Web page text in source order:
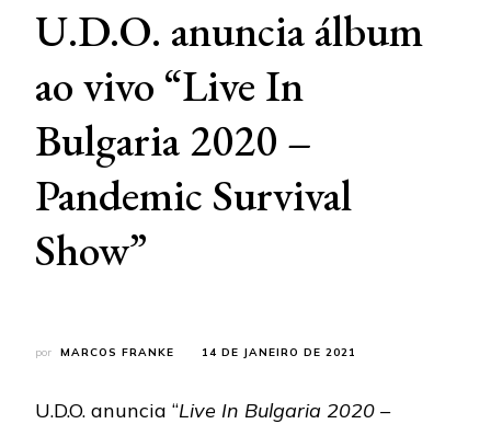
U.D.O. anuncia álbum
ao vivo “Live In
Bulgaria 2020 –
Pandemic Survival
Show”
por MARCOS FRANKE 14 DE JANEIRO DE 2021
U.D.O. anuncia “Live In Bulgaria 2020 –